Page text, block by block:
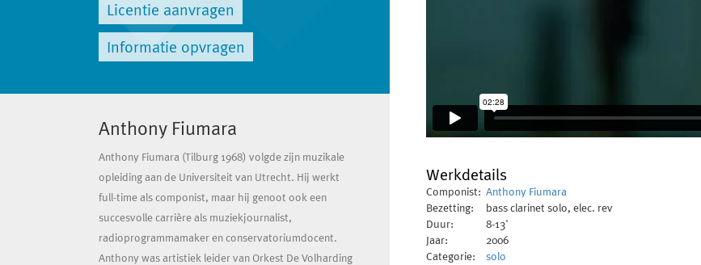
Licentie aanvragen
Informatie opvragen
Anthony Fiumara
Anthony Fiumara (Tilburg 1968) volgde zijn muzikale
opleiding aan de Universiteit van Utrecht. Hij werkt
full-time als componist, maar hij genoot ook een
succesvolle carrière als muziekjournalist,
radioprogrammamaker en conservatoriumdocent.
Anthony was artistiek leider van Orkest De Volharding
Werkdetails
Componist: Anthony Fiumara
Bezetting: bass clarinet solo, elec. rev
Duur:
8-13'
Jaar:
2006
Categorie:
solo